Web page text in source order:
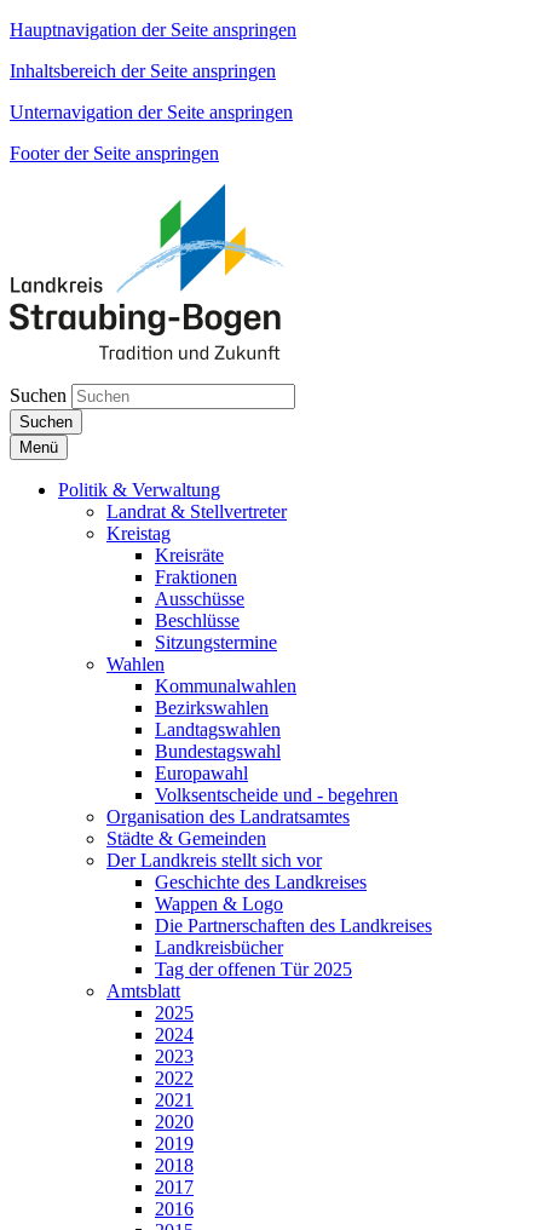
Hauptnavigation der Seite anspringen
Inhaltsbereich der Seite anspringen
Unternavigation der Seite anspringen
Footer der Seite anspringen
Suchen
Suchen
Menü
Politik & Verwaltung
Landrat & Stellvertreter
Kreistag
Kreisräte
Fraktionen
Ausschüsse
Beschlüsse
Sitzungstermine
Wahlen
Kommunalwahlen
Bezirkswahlen
Landtagswahlen
Bundestagswahl
Europawahl
Volksentscheide und - begehren
Organisation des Landratsamtes
Städte & Gemeinden
Der Landkreis stellt sich vor
Geschichte des Landkreises
Wappen & Logo
Die Partnerschaften des Landkreises
Landkreisbücher
Tag der offenen Tür 2025
Amtsblatt
2025
2024
2023
2022
2021
2020
2019
2018
2017
2016